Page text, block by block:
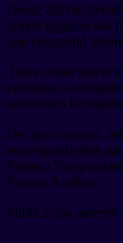
Desde allí fue
donde llegaron sus
que compartió
Tras el fallecimiento
candidato
exministro
De igual manera,
correspondientes
Primera
Fuente: Andina
Publicación anterior